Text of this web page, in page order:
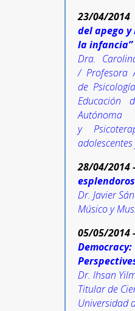
23/04/2014
del apego
la infancia”
Dra.
/ Profesora
de
Educación
y
28/04/2014
Dr. Javier
Músico y
05/05/2014
Dr. Ihsan
Titular de
Universidad